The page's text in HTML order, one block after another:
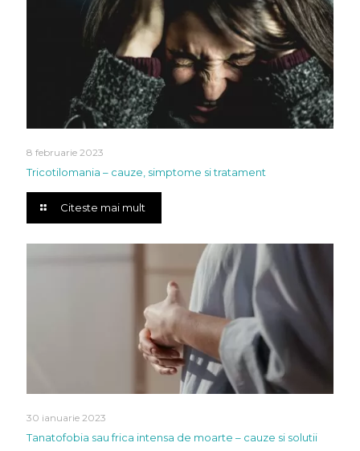
8 februarie 2023
Tricotilomania – cauze, simptome si tratament
Citeste mai mult
30 ianuarie 2023
Tanatofobia sau frica intensa de moarte – cauze si solutii